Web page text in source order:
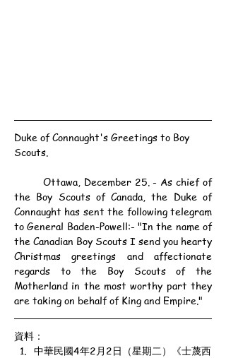
Duke of Connaught's Greetings to Boy
Scouts.
the Boy Scouts of Canada, the Duke of
Connaught has sent the following telegram
to General Baden-Powell:- "In the name of
the Canadian Boy Scouts I send you hearty
Christmas greetings and affectionate
regards to the Boy Scouts of the
Motherland in the most worthy part they
are taking on behalf of King and Empire."
資料：
中華民國4年2月2日（星期二）《士蔑西